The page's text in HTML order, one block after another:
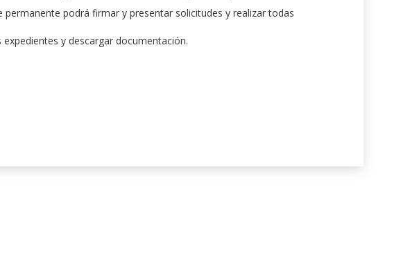
podrá firmar y presentar solicitudes y realizar todas
y descargar documentación.